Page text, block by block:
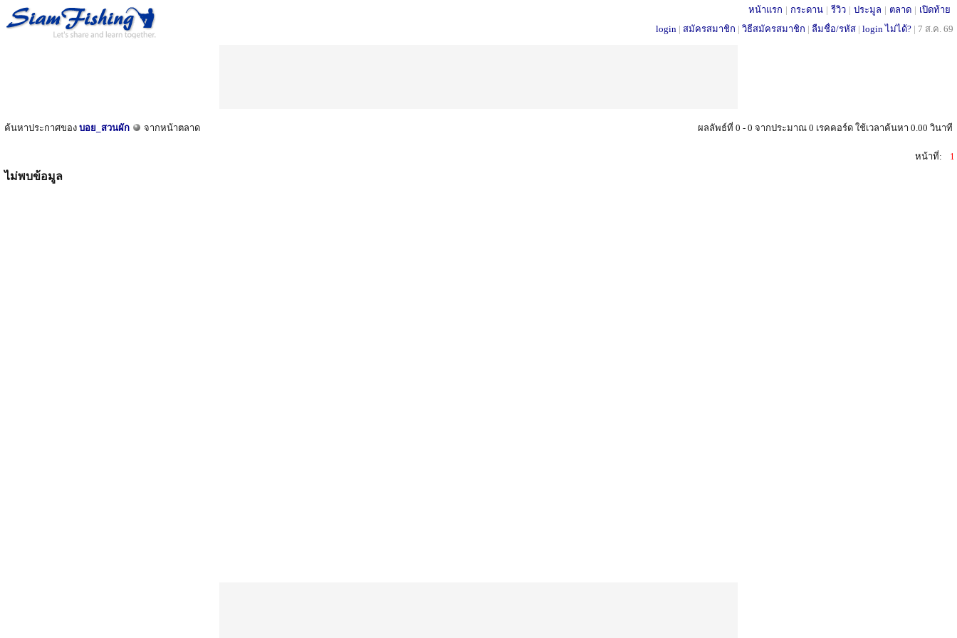
หน้าแรก | กระดาน | รีวิว | ประมูล | ตลาด | เปิดท้าย
login | สมัครสมาชิก | วิธีสมัครสมาชิก | ลืมชื่อ/รหัส | login ไม่ได้? | 7 ส.ค. 69
ค้นหาประกาศของ บอย_สวนผัก จากหน้าตลาด ผลลัพธ์ที่ 0 - 0 จากประมาณ 0 เรคคอร์ด ใช้เวลาค้นหา 0.00 วินาที
หน้าที่: 1
ไม่พบข้อมูล